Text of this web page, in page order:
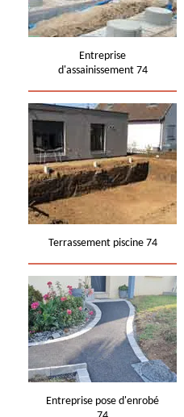
Entreprise
d'assainissement 74
Terrassement piscine 74
Entreprise pose d'enrobé